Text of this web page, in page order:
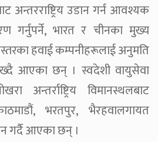
अन्तरराष्ट्रिय उडान गर्न आवश्यक
गर्नुपर्ने, भारत र चीनका मुख्य
हवाई कम्पनीहरूलाई अनुमति
आएका छन् । स्वदेशी वायुसेवा
अन्तर्राष्ट्रिय विमानस्थलबाट
भरतपुर, भैरहवालगायत
गर्दै आएका छन् ।